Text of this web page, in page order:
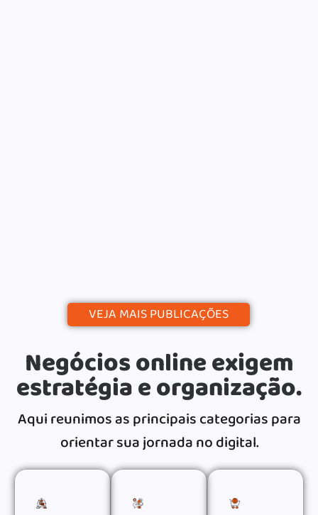
VEJA MAIS PUBLICAÇÕES
Negócios online exigem
estratégia e organização.
Aqui reunimos as principais categorias para
orientar sua jornada no digital.